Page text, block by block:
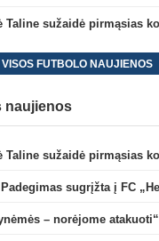
VISOS FUTBOLO NAUJIENOS
naujienos
– norėjome atakuoti“